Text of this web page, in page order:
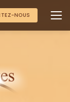
NOUS